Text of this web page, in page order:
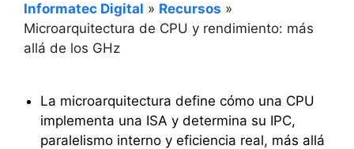
Informatec Digital » Recursos »
Microarquitectura de CPU y rendimiento: más
allá de los GHz
La microarquitectura define cómo una CPU
implementa una ISA y determina su IPC,
paralelismo interno y eficiencia real, más allá